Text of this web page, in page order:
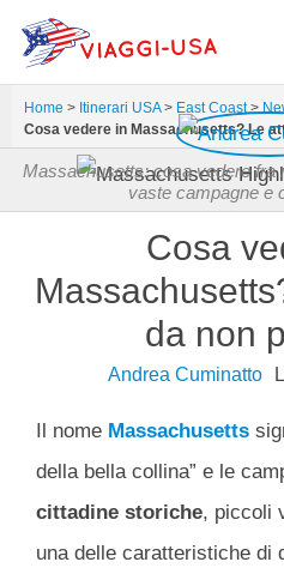
contenuto
Home > Itinerari USA> East Coast>
Cosa vedere in Massachusetts? Le
Massachusetts: cosa vedere fra
vaste campagne e
Cosa
da non
Andrea Cuminatto
Il nome Massachusetts
della bella collina” e le
cittadine storiche, piccoli
una delle caratteristiche di